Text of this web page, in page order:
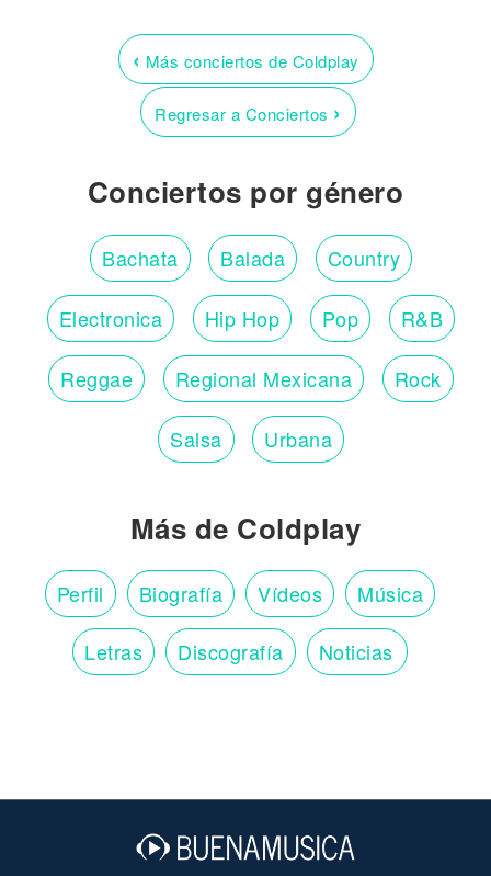
‹ Más conciertos de Coldplay
Regresar a Conciertos ›
Conciertos por género
Bachata Balada Country
Electronica Hip Hop Pop R&B
Reggae Regional Mexicana Rock
Salsa Urbana
Más de Coldplay
Perfil Biografía Vídeos Música
Letras Discografía Noticias